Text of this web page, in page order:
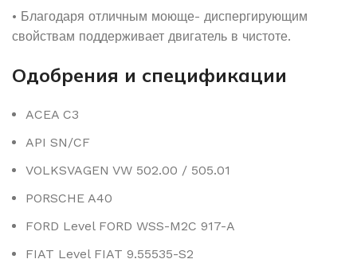
• Благодаря отличным моюще- диспергирующим
свойствам поддерживает двигатель в чистоте.
Одобрения и спецификации
ACEA C3
API SN/CF
VOLKSVAGEN VW 502.00 / 505.01
PORSCHE A40
FORD Level FORD WSS-M2C 917-A
FIAT Level FIAT 9.55535-S2